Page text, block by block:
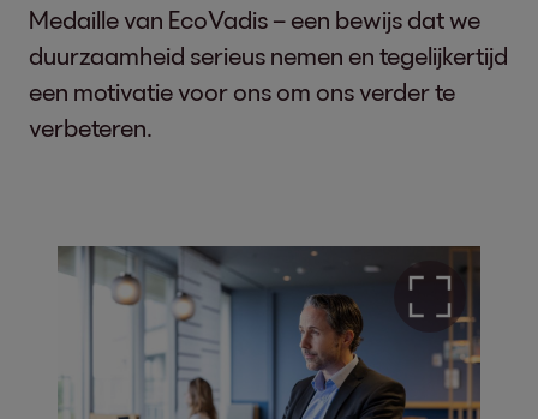
Medaille van EcoVadis – een bewijs dat we
duurzaamheid serieus nemen en tegelijkertijd
een motivatie voor ons om ons verder te
verbeteren.